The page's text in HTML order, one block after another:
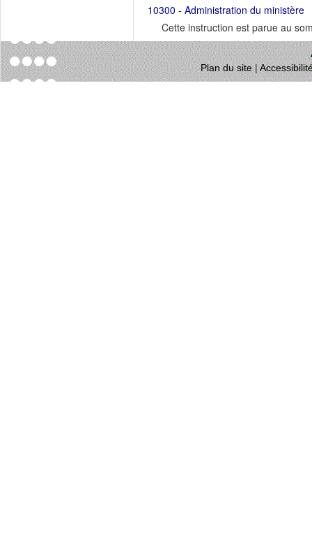
10300 - Administration du ministère
Cette instruction est parue au
Plan du site|